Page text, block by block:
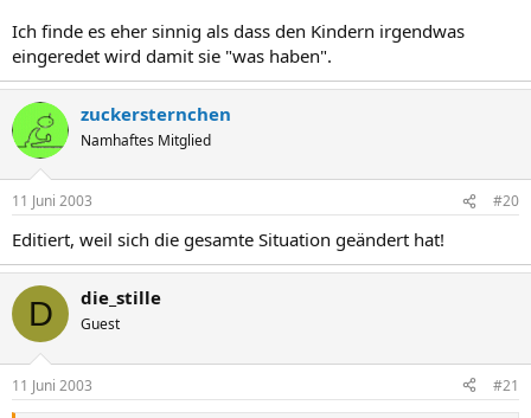
Ich finde es eher sinnig als dass den Kindern irgendwas
eingeredet wird damit sie "was haben".
zuckersternchen
Namhaftes Mitglied
11 Juni 2003 #20
Editiert, weil sich die gesamte Situation geändert hat!
D die_stille
Guest
11 Juni 2003 #21